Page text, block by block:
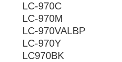
LC-970C
LC-970M
LC-970VALBP
LC-970Y
LC970BK